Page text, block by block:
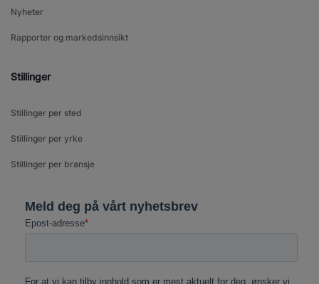
Nyheter
Rapporter og markedsinnsikt
Stillinger
Stillinger per sted
Stillinger per yrke
Stillinger per bransje